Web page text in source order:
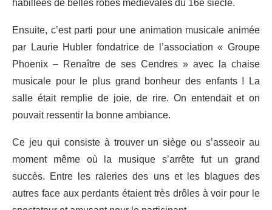
habillées de belles robes médiévales du 16e siècle.
Ensuite, c’est parti pour une animation musicale animée
par Laurie Hubler fondatrice de l’association « Groupe
Phoenix – Renaître de ses Cendres » avec la chaise
musicale pour le plus grand bonheur des enfants ! La
salle était remplie de joie, de rire. On entendait et on
pouvait ressentir la bonne ambiance.
Ce jeu qui consiste à trouver un siège ou s’asseoir au
moment même où la musique s’arrête fut un grand
succès. Entre les raleries des uns et les blagues des
autres face aux perdants étaient très drôles à voir pour le